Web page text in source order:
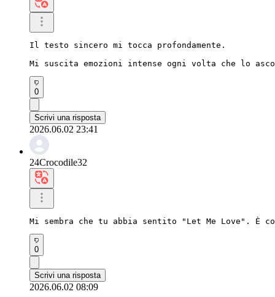
Il testo sincero mi tocca profondamente.
Mi suscita emozioni intense ogni volta che lo
0
Scrivi una risposta
2026.06.02 23:41
24Crocodile32
Mi sembra che tu abbia sentito "Let Me Love". È
0
Scrivi una risposta
2026.06.02 08:09